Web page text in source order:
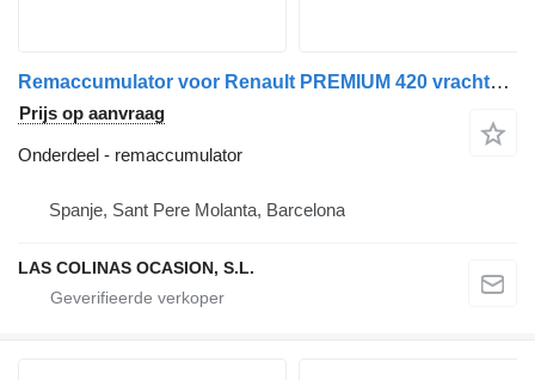
Remaccumulator voor Renault PREMIUM 420 vrachtwagen
Prijs op aanvraag
Onderdeel - remaccumulator
Spanje, Sant Pere Molanta, Barcelona
LAS COLINAS OCASION, S.L.